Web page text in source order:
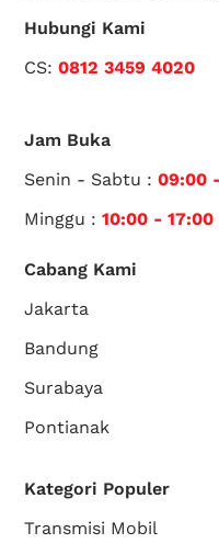
Hubungi Kami
CS:0812 3459 4020
Jam Buka
Senin - Sabtu :09:00
Minggu :10:00 - 17:00
Cabang Kami
Jakarta
Bandung
Surabaya
Pontianak
Kategori Populer
Transmisi Mobil